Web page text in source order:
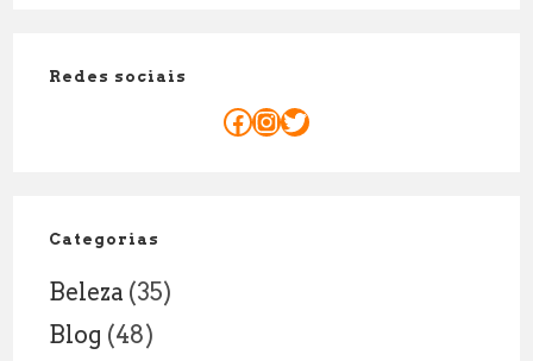
Redes sociais
Facebook
Instagram
Twitter
Categorias
Beleza (35)
Blog (48)